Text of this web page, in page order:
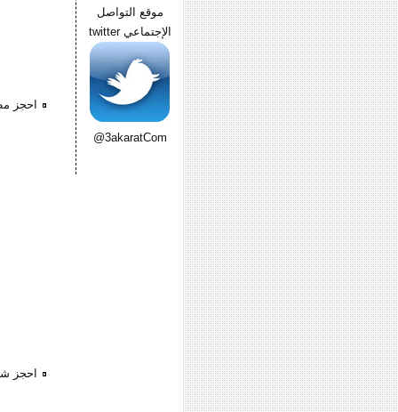
احجز مطعم
احجز شقتك
موقع التواصل
الإجتماعي twitter
@3akaratCom